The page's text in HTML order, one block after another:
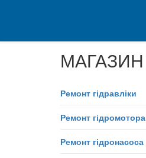
МАГАЗИН
Ремонт гідравліки
Ремонт гідромотора
Ремонт гідронасоса